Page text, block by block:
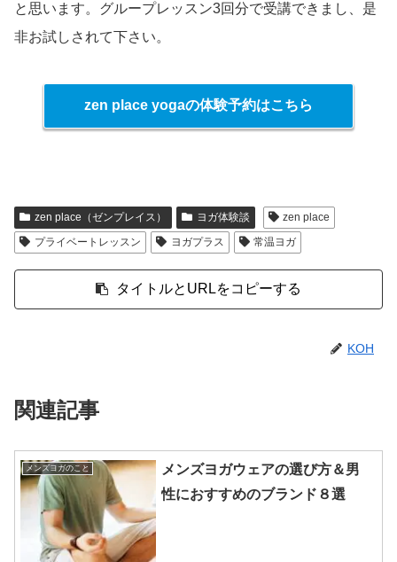
と思います。グループレッスン3回分で受講できまし、是
非お試しされて下さい。
zen place yogaの体験予約はこちら
zen place（ゼンプレイス） ヨガ体験談
zen place
プライベートレッスン
ヨガプラス 常温ヨガ
KOH
関連記事
メンズヨガのこと
メンズヨガウェアの選び方＆男
性におすすめのブランド８選